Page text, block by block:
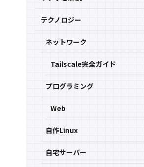
テクノロジー
ネットワーク
Tailscale完全ガイド
プログラミング
Web
自作Linux
自宅サーバー